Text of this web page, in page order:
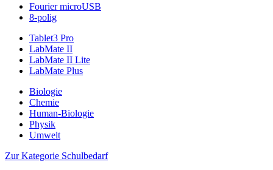
Fourier microUSB
8-polig
Tablet3 Pro
LabMate II
LabMate II Lite
LabMate Plus
Biologie
Chemie
Human-Biologie
Physik
Umwelt
Zur Kategorie Schulbedarf